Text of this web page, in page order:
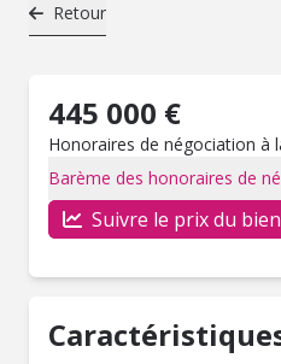
Retour
445 000 €
Honoraires de négociation à
Barème des honoraires de
Suivre le prix du bien